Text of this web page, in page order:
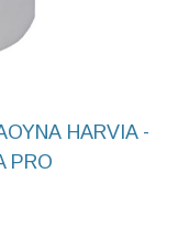
HARVIA -
PRO